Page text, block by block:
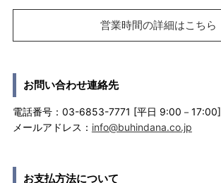
営業時間の詳細はこちら
お問い合わせ連絡先
電話番号：03-6853-7771 [平日 9:00－17:00]
メールアドレス： info@buhindana.co.jp
お支払方法について